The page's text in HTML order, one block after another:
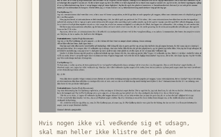
Hvis nogen ikke vil vedkende sig et udsagn,
skal man heller ikke klistre det på den